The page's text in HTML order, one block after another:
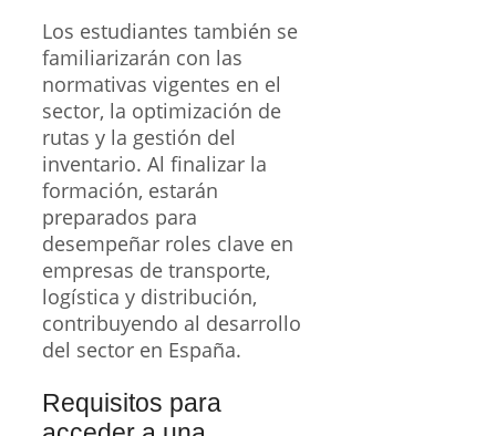
Los estudiantes también se
familiarizarán con las
normativas vigentes en el
sector, la optimización de
rutas y la gestión del
inventario. Al finalizar la
formación, estarán
preparados para
desempeñar roles clave en
empresas de transporte,
logística y distribución,
contribuyendo al desarrollo
del sector en España.
Requisitos para